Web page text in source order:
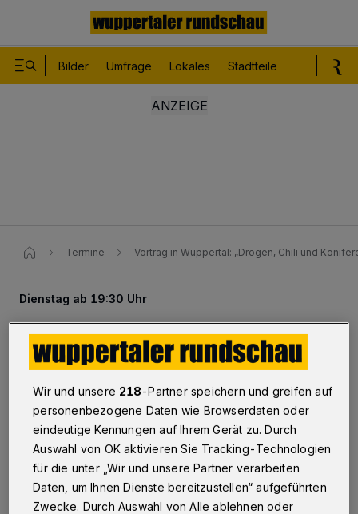
Bilder Umfrage Lokales Stadtteile
Termine Vortrag in Wuppertal: „Drogen, Chili und
Dienstag ab 19:30 Uhr
Vortrag: „Drogen, Chili und
Koniferen“
In der Station Natur und Umwelt
(Jägerhofstraße 229) findet am Dienstag (12. März
2024) ab 19:30 Uhr ein Vortrag der Botanischen
Sektion des Naturwissenschaftlichen Vereins statt.
André Zieschank (Kaarst) berichtet über seine Reise
unter dem Titel „Drogen, Chili und Koniferen“ über eine
abenteuerliche Zapfenjagd durch Mexiko.
Wir und unsere 218-Partner speichern und greifen auf
personenbezogene Daten wie Browserdaten oder
eindeutige Kennungen auf Ihrem Gerät zu. Durch
Auswahl von OK aktivieren Sie Tracking-Technologien
für die unter „Wir und unsere Partner verarbeiten
Daten, um Ihnen Dienste bereitzustellen“ aufgeführten
Zwecke. Durch Auswahl von Alle ablehnen oder